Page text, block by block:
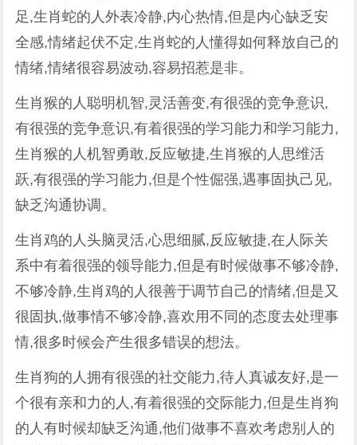
足,生肖蛇的人外表冷静,内心热情,但是内心缺乏安
全感,情绪起伏不定,生肖蛇的人懂得如何释放自己的
情绪,情绪很容易波动,容易招惹是非。
生肖猴的人聪明机智,灵活善变,有很强的竞争意识,
有很强的竞争意识,有着很强的学习能力和学习能力,
生肖猴的人机智勇敢,反应敏捷,生肖猴的人思维活
跃,有很强的学习能力,但是个性倔强,遇事固执己见,
缺乏沟通协调。
生肖鸡的人头脑灵活,心思细腻,反应敏捷,在人际关
系中有着很强的领导能力,但是有时候做事不够冷静,
不够冷静,生肖鸡的人很善于调节自己的情绪,但是又
很固执,做事情不够冷静,喜欢用不同的态度去处理事
情,很多时候会产生很多错误的想法。
生肖狗的人拥有很强的社交能力,待人真诚友好,是一
个很有亲和力的人,有着很强的交际能力,但是生肖狗
的人有时候却缺乏沟通,他们做事不喜欢考虑别人的